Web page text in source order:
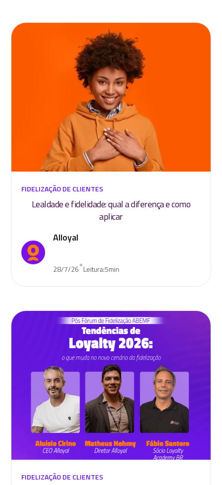
FIDELIZAÇÃO DE CLIENTES
Lealdade e fidelidade: qual a diferença e como
aplicar
Alloyal
28/7/26•Leitura:5min
FIDELIZAÇÃO DE CLIENTES